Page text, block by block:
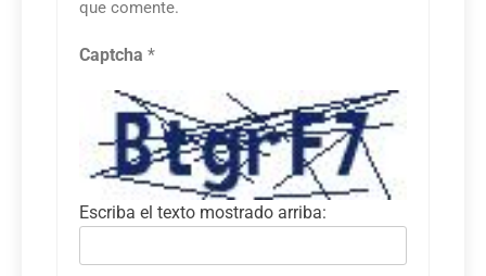
que comente.
Captcha *
Escriba el texto mostrado arriba: